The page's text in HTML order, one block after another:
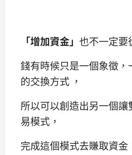
「增加資金」 也不一定要
錢有時候只是一個象徵，
的交換方式 ，
所以可以創造出另一個
易模式，
完成這個模式去賺取資金